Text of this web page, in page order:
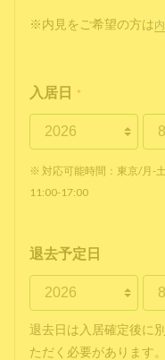
※内見をご希望の方は
入居日 *
※ 対応可能時間：東京/月-
11:00-17:00
退去予定日
退去日は入居確定後に
ただく必要があります